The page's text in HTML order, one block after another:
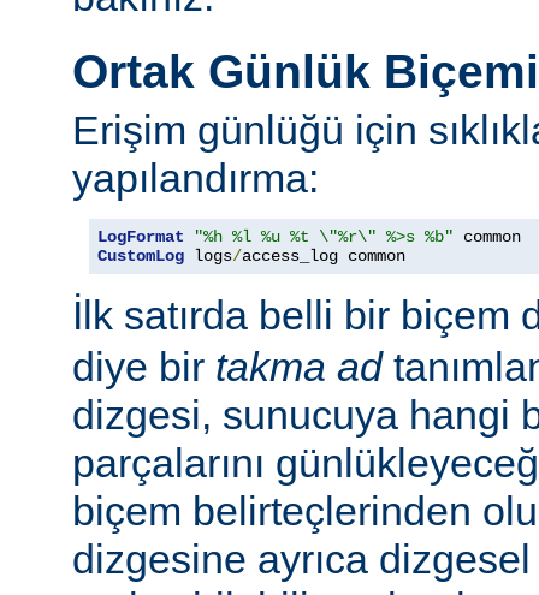
Ortak Günlük
Erişim günlüğü için
yapılandırma:
LogFormat "%h %l %u %t \"%r\" %>s %b"
CustomLog logs/access_log common
İlk satırda belli bir biçem
diye bir takma ad
dizgesi, sunucuya hangi
parçalarını
biçem belirteçlerinden
dizgesine ayrıca